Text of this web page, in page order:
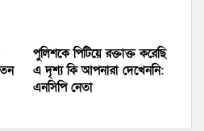
পুলিশকে পিটিয়ে রক্তাক্ত করেছি
এ দৃশ্য কি আপনারা দেখেননি:
এনসিপি নেতা